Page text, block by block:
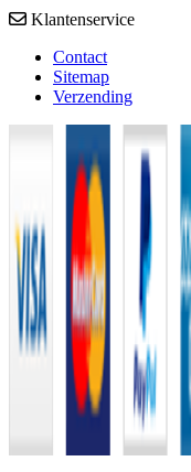
Klantenservice
Contact
Sitemap
Verzending